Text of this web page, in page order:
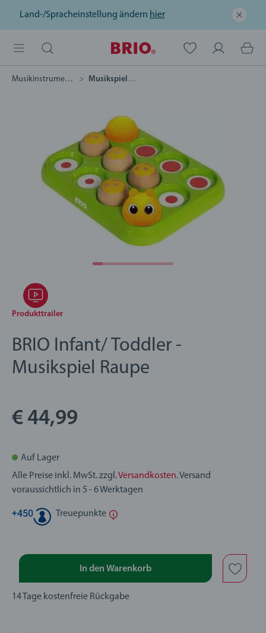
Land-/Spracheinstellung ändern hier
Musikinstrumente Musikspiel Raupe
Produkttrailer
BRIO Infant/ Toddler -
Musikspiel Raupe
€ 44,99
Auf Lager
Alle Preise inkl. MwSt. zzgl.Versandkosten. Versand
voraussichtlich in 5 - 6 Werktagen
+450 Treuepunkte
In den Warenkorb
14 Tage kostenfreie Rückgabe